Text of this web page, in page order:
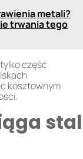
metali?
trwania tego
część
kosztownym
stal